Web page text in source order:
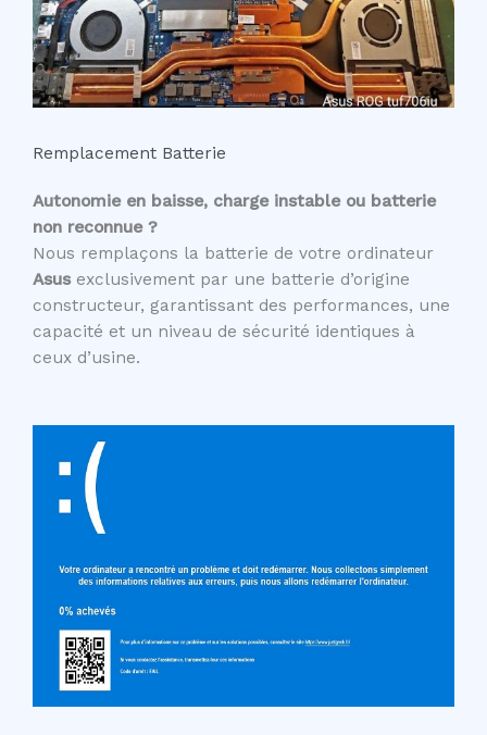
Remplacement Batterie
Autonomie en baisse, charge instable ou batterie
non reconnue ?
Nous remplaçons la batterie de votre ordinateur
Asusexclusivement par une batterie d’origine
constructeur, garantissant des performances, une
capacité et un niveau de sécurité identiques à
ceux d’usine.